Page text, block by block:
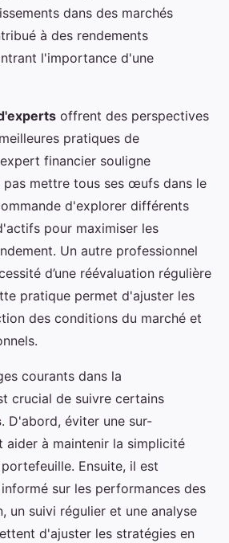
dans des marchés
à des rendements
l'importance d'une
offrent des perspectives
pratiques de
financier souligne
mettre tous ses œufs dans le
d'explorer différents
pour maximiser les
Un autre professionnel
d’une réévaluation régulière
pratique permet d'ajuster les
des conditions du marché et
courants dans la
crucial de suivre certains
. D'abord, éviter une sur-
aider à maintenir la simplicité
Ensuite, il est
sur les performances des
un suivi régulier et une analyse
d'ajuster les stratégies en